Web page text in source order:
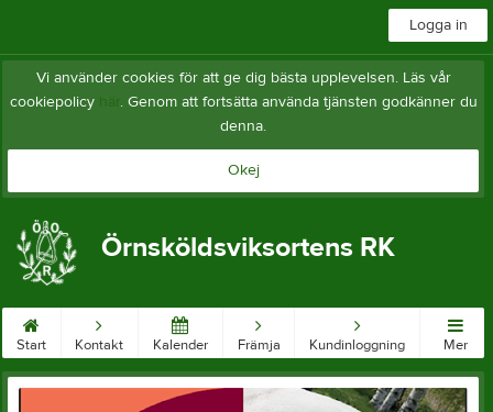
Logga in
Vi använder cookies för att ge dig bästa upplevelsen. Läs vår
cookiepolicy här. Genom att fortsätta använda tjänsten godkänner du
denna.
Okej
Örnsköldsviksortens RK
Start Kontakt Kalender Främja Kundinloggning Mer